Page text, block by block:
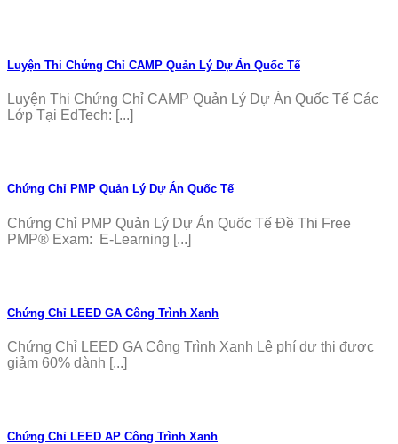
Luyện Thi Chứng Chỉ CAMP Quản Lý Dự Án Quốc Tế
Luyện Thi Chứng Chỉ CAMP Quản Lý Dự Án Quốc Tế Các
Lớp Tại EdTech: [...]
Chứng Chỉ PMP Quản Lý Dự Án Quốc Tế
Chứng Chỉ PMP Quản Lý Dự Án Quốc Tế Đề Thi Free
PMP® Exam: E-Learning [...]
Chứng Chỉ LEED GA Công Trình Xanh
Chứng Chỉ LEED GA Công Trình Xanh Lệ phí dự thi được
giảm 60% dành [...]
Chứng Chỉ LEED AP Công Trình Xanh